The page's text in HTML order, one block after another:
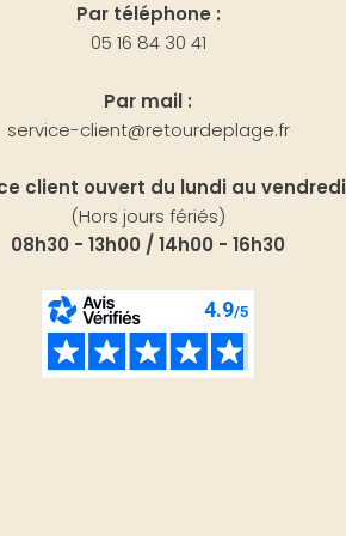
Par téléphone :
05 16 84 30 41
Par mail :
service-client@retourdeplage.fr
client ouvert du lundi au vendredi
(Hors jours fériés)
08h30 - 13h00 / 14h00 - 16h30